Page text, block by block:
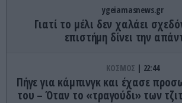
ygeiamasnews.gr
Γιατί το μέλι δεν χαλάει
επιστήμη δίνει την
ΚΟΣΜΟΣ 22:44
Πήγε για κάμπινγκ και έχασε
του – Όταν το «τραγούδι» των